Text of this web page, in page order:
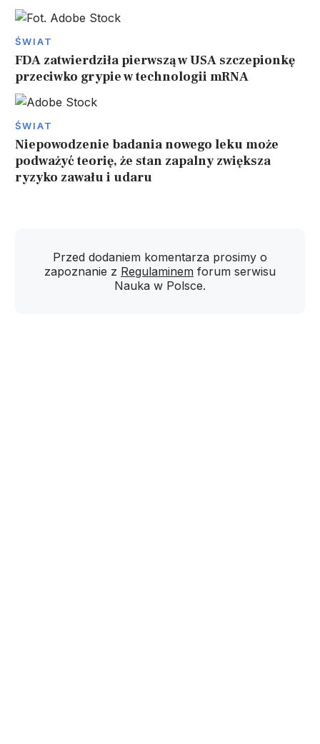
ŚWIAT
FDA zatwierdziła pierwszą w USA szczepionkę
przeciwko grypie w technologii mRNA
ŚWIAT
Niepowodzenie badania nowego leku może
podważyć teorię, że stan zapalny zwiększa
ryzyko zawału i udaru
Przed dodaniem komentarza prosimy o
zapoznanie z Regulaminem forum serwisu
Nauka w Polsce.